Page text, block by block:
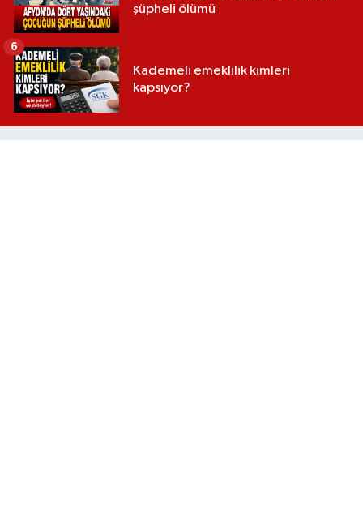
şüpheli ölümü
Kademeli emeklilik kimleri
kapsıyor?
6